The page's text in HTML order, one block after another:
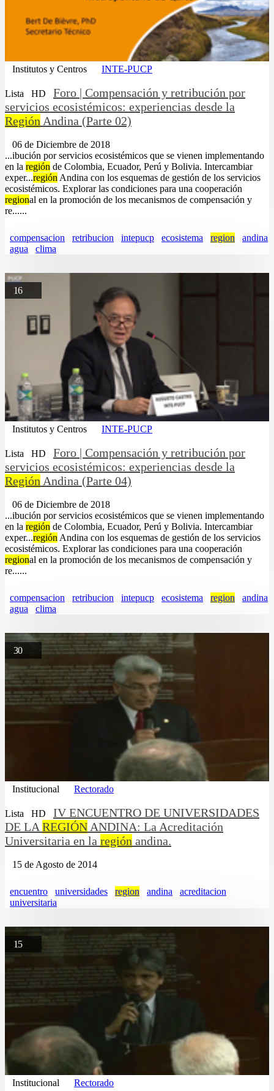
Institutos y Centros INTE-PUCP
Lista HD
Foro | Compensación y retribución por
servicios ecosistémicos: experiencias desde la
Región Andina (Parte 02)
06 de Diciembre de 2018
...ibución por servicios ecosistémicos que se vienen implementando
en la región de Colombia, Ecuador, Perú y Bolivia. Intercambiar
exper...región Andina con los esquemas de gestión de los servicios
ecosistémicos. Explorar las condiciones para una cooperación
regional en la promoción de los mecanismos de compensación y
re......
compensacion retribucion intepucp ecosistema region
andina
agua
clima
16
Institutos y Centros INTE-PUCP
Lista HD
Foro | Compensación y retribución por
servicios ecosistémicos: experiencias desde la
Región Andina (Parte 04)
06 de Diciembre de 2018
...ibución por servicios ecosistémicos que se vienen implementando
en la región de Colombia, Ecuador, Perú y Bolivia. Intercambiar
exper...región Andina con los esquemas de gestión de los servicios
ecosistémicos. Explorar las condiciones para una cooperación
regional en la promoción de los mecanismos de compensación y
re......
compensacion retribucion intepucp ecosistema region
andina
agua
clima
30
Institucional Rectorado
Lista HD
IV ENCUENTRO DE UNIVERSIDADES
DE LA REGIÓN ANDINA: La Acreditación
Universitaria en la región andina.
15 de Agosto de 2014
encuentro universidades region andina
acreditacion
universitaria
15
Institucional Rectorado